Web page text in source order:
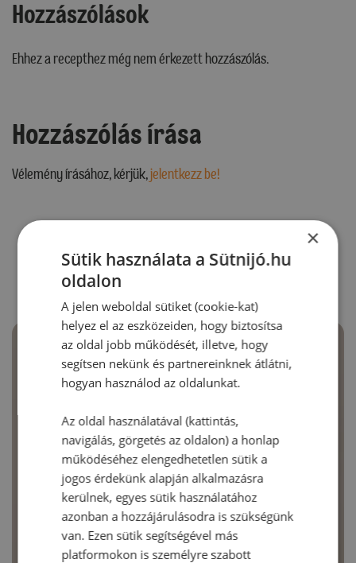
Hozzászólások
Ehhez a recepthez még nem érkezett hozzászólás.
Hozzászólás írása
Vélemény írásához, kérjük,jelentkezz be!
RECEPTAJÁNLÓ ×
Sütik használata a Sütnijó.hu
oldalon
A jelen weboldal sütiket (cookie-kat)
helyez el az eszközeiden, hogy biztosítsa
az oldal jobb működését, illetve, hogy
segítsen nekünk és partnereinknek átlátni,
hogyan használod az oldalunkat.
Az oldal használatával (kattintás,
navigálás, görgetés az oldalon) a honlap
működéséhez elengedhetetlen sütik a
jogos érdekünk alapján alkalmazásra
kerülnek, egyes sütik használatához
azonban a hozzájárulásodra is szükségünk
van. Ezen sütik segítségével más
platformokon is személyre szabott